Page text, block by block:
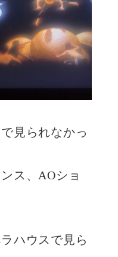
見られなかっ
ス、AOショ
ハウスで見ら